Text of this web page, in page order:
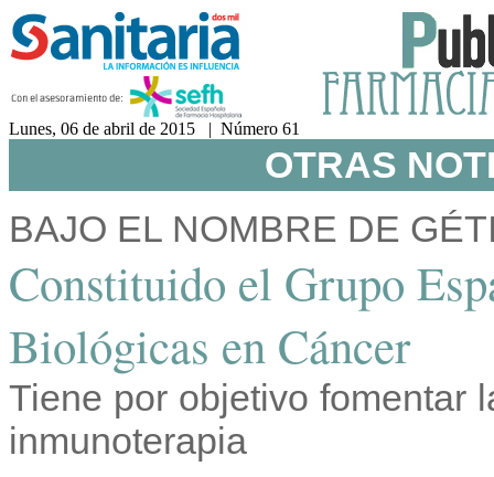
Lunes, 06 de abril de 2015 | Número 61
OTRAS
BAJO EL NOMBRE DE
Constituido el Grupo
Biológicas en Cáncer
Tiene por objetivo fomentar
inmunoterapia